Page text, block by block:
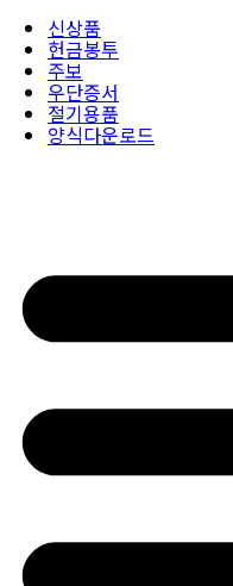
신상품
헌금봉투
주보
우단증서
절기용품
양식다운로드